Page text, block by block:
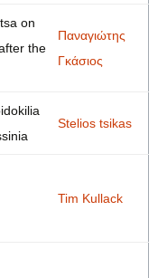
on
the
Παναγιώτης
Γκάσιος
Stelios tsikas
Tim Kullack